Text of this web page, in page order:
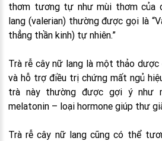
thơm tương tự như mùi thơm của
lang (valerian) thường được gọi là
thẳng thần kinh) tự nhiên.”
Trà rễ cây nữ lang là một thảo dược
và hỗ trợ điều trị chứng mất ngủ
trà này thường được gợi ý như
melatonin – loại hormone giúp thư
Trà rễ cây nữ lang cũng có thể